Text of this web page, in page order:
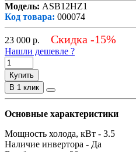
Модель: ASB12HZ1
Код товара: 000074
23 000 р. Скидка -15%
Нашли дешевле ?
Купить
В 1 клик
Основные характеристики
Мощность холода, кВт - 3.5
Наличие инвертора - Да